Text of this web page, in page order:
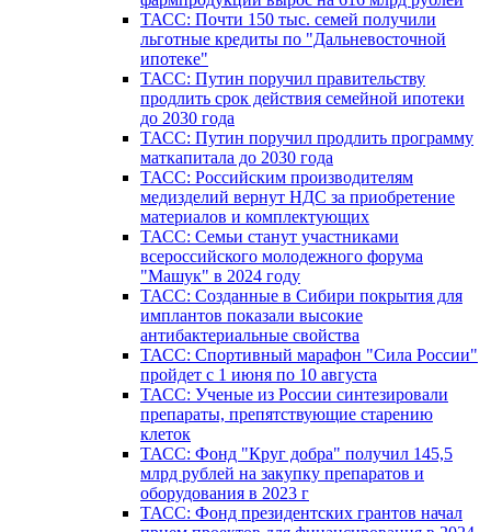
ТАСС: Почти 150 тыс. семей получили
льготные кредиты по "Дальневосточной
ипотеке"
ТАСС: Путин поручил правительству
продлить срок действия семейной ипотеки
до 2030 года
ТАСС: Путин поручил продлить программу
маткапитала до 2030 года
ТАСС: Российским производителям
медизделий вернут НДС за приобретение
материалов и комплектующих
ТАСС: Семьи станут участниками
всероссийского молодежного форума
"Машук" в 2024 году
ТАСС: Созданные в Сибири покрытия для
имплантов показали высокие
антибактериальные свойства
ТАСС: Спортивный марафон "Сила России"
пройдет с 1 июня по 10 августа
ТАСС: Ученые из России синтезировали
препараты, препятствующие старению
клеток
ТАСС: Фонд "Круг добра" получил 145,5
млрд рублей на закупку препаратов и
оборудования в 2023 г
ТАСС: Фонд президентских грантов начал